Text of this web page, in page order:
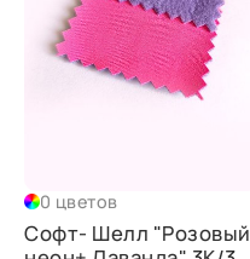
0 цветов
Софт- Шелл "Розовый